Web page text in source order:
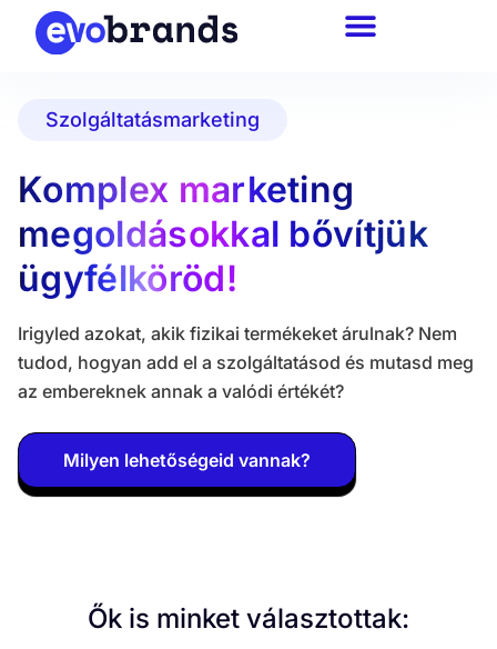
Szolgáltatásmarketing
Komplex marketing
megoldásokkal bővítjük
ügyfélköröd!
Irigyled azokat, akik fizikai termékeket árulnak? Nem
tudod, hogyan add el a szolgáltatásod és mutasd meg
az embereknek annak a valódi értékét?
Milyen lehetőségeid vannak?
Ők is minket választottak: